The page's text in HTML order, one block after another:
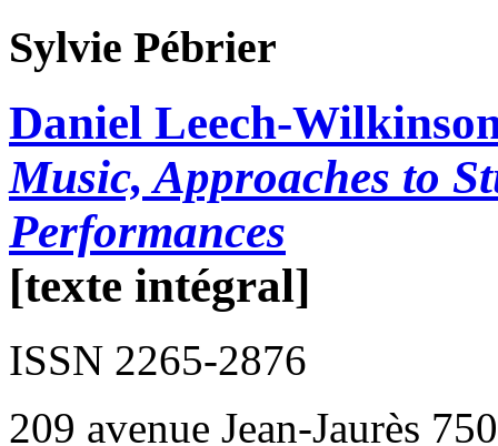
Sylvie Pébrier
Daniel Leech-
Music, Approaches to
Performances
[texte intégral]
ISSN 2265-2876
209 avenue Jean-Jaurès